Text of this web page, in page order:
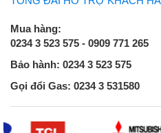
Mua hàng:
0234 3 523 575 - 0909 771 265
Bảo hành: 0234 3 523 575
Gọi đổi Gas: 0234 3 531580